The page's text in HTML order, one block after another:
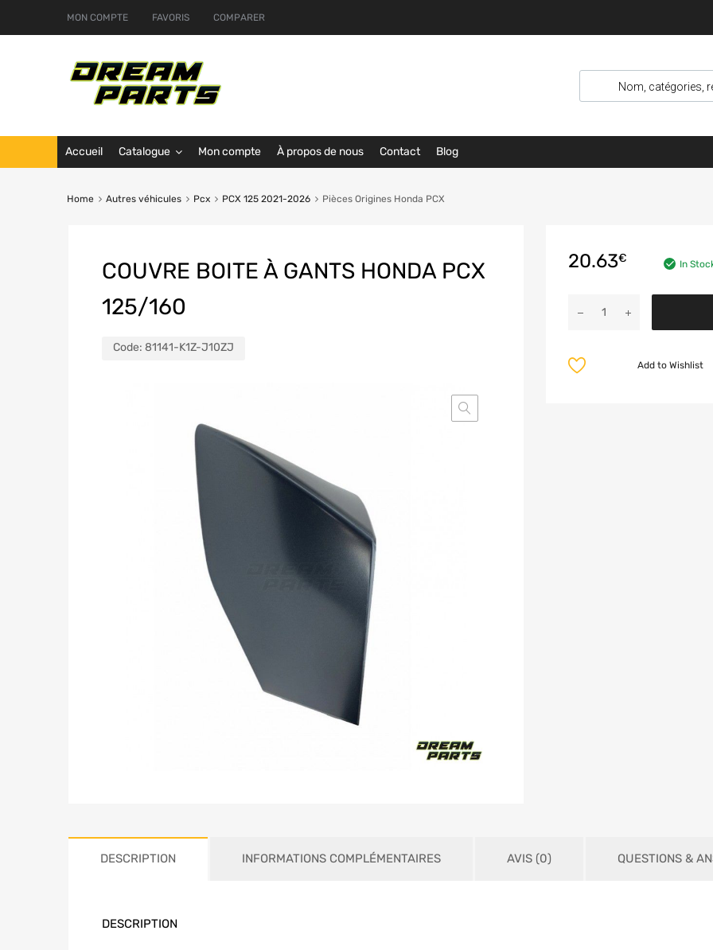
MON COMPTE FAVORIS COMPARER
Accueil Catalogue Mon compte À propos de nous Contact Blog
Home Autres véhicules Pcx PCX 125 2021-2026 Pièces Origines Honda PCX
COUVRE BOITE À GANTS HONDA PCX
125/160
Code: 81141-K1Z-J10ZJ
20.63€ In
Add to Wishlist
DESCRIPTION INFORMATIONS COMPLÉMENTAIRES AVIS (0) QUESTIONS &
DESCRIPTION